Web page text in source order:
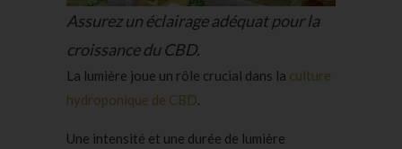
Assurez un éclairage adéquat pour la
croissance du CBD.
La lumière joue un rôle crucial dans la culture
hydroponique de CBD.
Une intensité et une durée de lumière